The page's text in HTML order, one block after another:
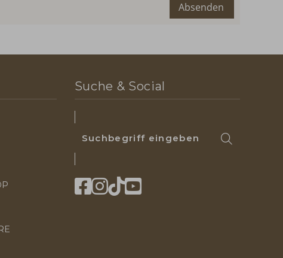
Absenden
Suche & Social
Suchbegriff